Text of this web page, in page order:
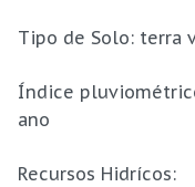
Tipo de Solo: terra
Índice
ano
Recursos Hidrícos: